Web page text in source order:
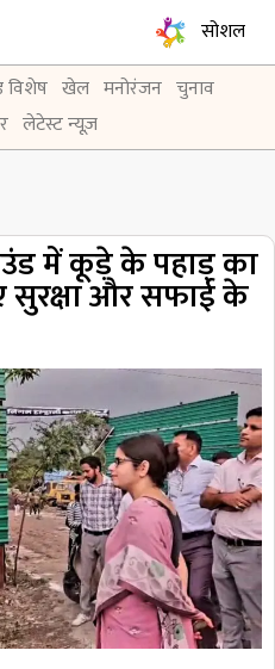
सोशल
विशेष खेल मनोरंजन चुनाव
लेटेस्ट न्यूज़
में कूड़े के पहाड़ का
सुरक्षा और सफाई के